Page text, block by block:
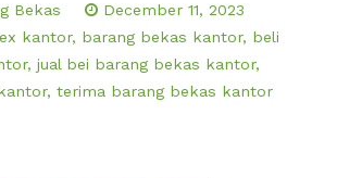
Bekas
December 11, 2023
kantor, barang bekas kantor, beli
, jual bei barang bekas kantor,
, terima barang bekas kantor